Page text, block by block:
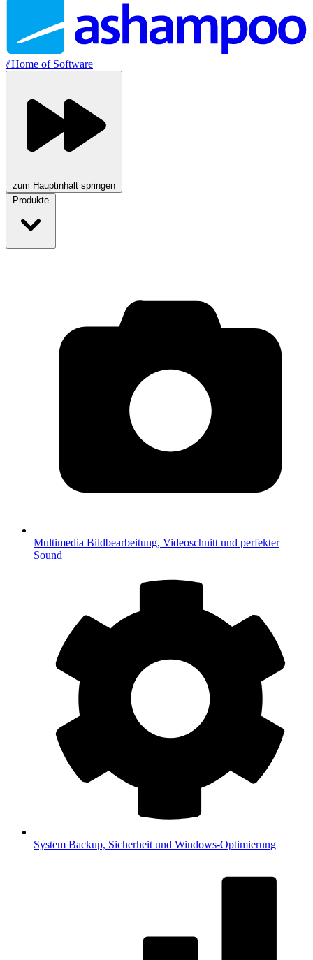
//Home of Software
zum Hauptinhalt springen
Produkte
Multimedia Bildbearbeitung, Videoschnitt und perfekter
Sound
System Backup, Sicherheit und Windows-Optimierung